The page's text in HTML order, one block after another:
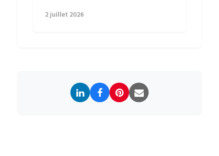
2 juillet 2026